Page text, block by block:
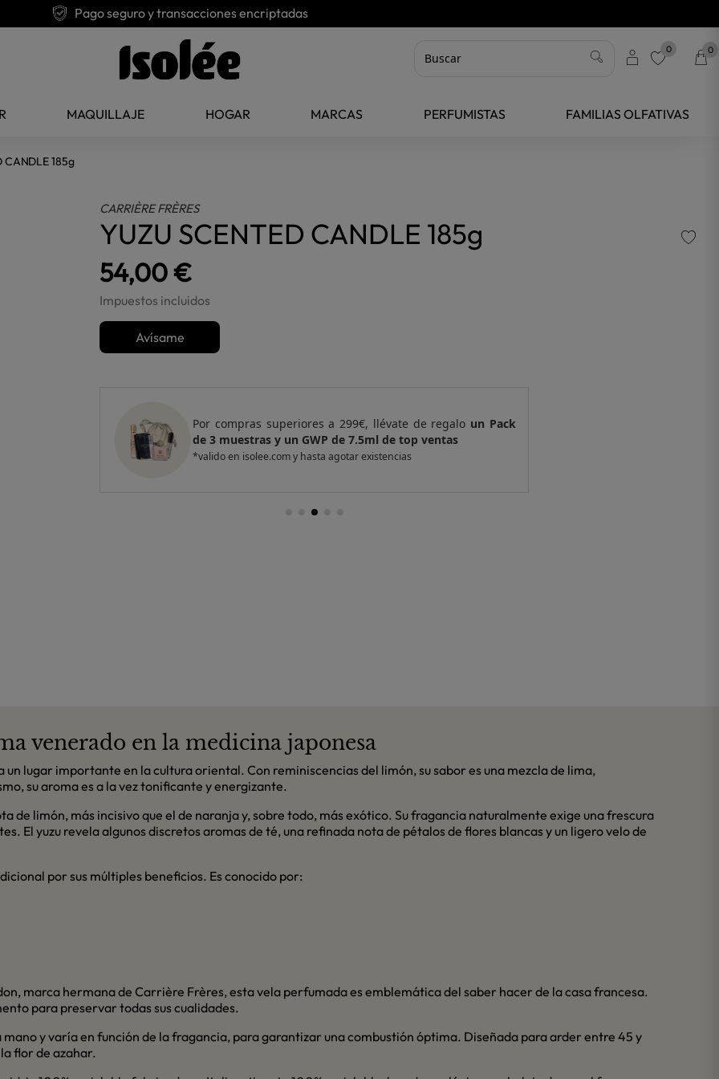
Pago seguro y transacciones encriptadas
0 0
MAQUILLAJE HOGAR MARCAS PERFUMISTAS FAMILIAS OLFATIVAS
CANDLE 185g
CARRIÈRE FRÈRES
YUZU SCENTED CANDLE 185g
54,00 €
Impuestos incluidos
Avísame
regalo Por compras superiores a 420€, llévate de regaloun Pack
de 4 muestras y 2 GWP de top ventas
*valido en isolee.com y hasta agotar existencias
venerado en la medicina japonesa
un lugar importante en la cultura oriental. Con reminiscencias del limón, su sabor es una mezcla de lima,
su aroma es a la vez tonificante y energizante.
de limón, más incisivo que el de naranja y, sobre todo, más exótico. Su fragancia naturalmente exige una frescura
El yuzu revela algunos discretos aromas de té, una refinada nota de pétalos de flores blancas y un ligero velo de
por sus múltiples beneficios. Es conocido por:
marca hermana de Carrière Frères, esta vela perfumada es emblemática del saber hacer de la casa francesa.
para preservar todas sus cualidades.
y varía en función de la fragancia, para garantizar una combustión óptima. Diseñada para arder entre 45 y
flor de azahar.